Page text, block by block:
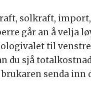
solkraft, import,
går an å velja
til
du sjå
senda inn